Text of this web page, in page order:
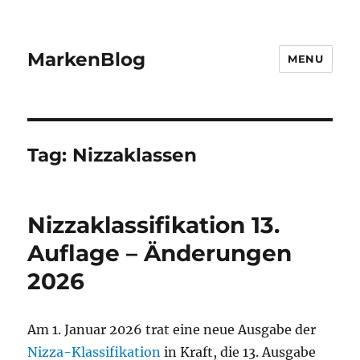
MarkenBlog MENU
Tag: Nizzaklassen
Nizzaklassifikation 13.
Auflage – Änderungen
2026
Am 1. Januar 2026 trat eine neue Ausgabe der
Nizza-Klassifikation in Kraft, die 13. Ausgabe